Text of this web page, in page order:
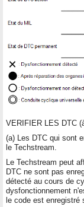
VERIFIER LES DTC
(a) Les DTC qui sont
le Techstream.
Le Techstream peut
DTC ne sont pas
détecté au cours de
dysfonctionnement
le code est enregistré